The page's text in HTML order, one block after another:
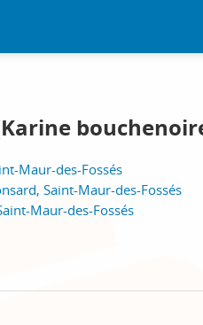
Maur-des-Fossés
Saint-Maur-des-Fossés
Maur-des-Fossés